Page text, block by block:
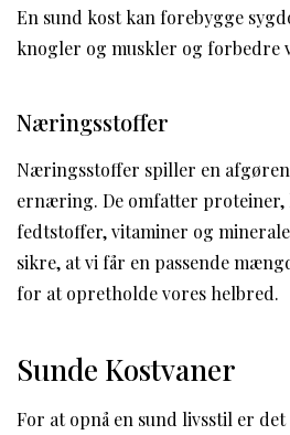
En sund kost kan forebygge
knogler og muskler og forbedre
Næringsstoffer
Næringsstoffer spiller en
ernæring. De omfatter
fedtstoffer, vitaminer og
sikre, at vi får en passende
for at opretholde vores helbred.
Sunde Kostvaner
For at opnå en sund livsstil er